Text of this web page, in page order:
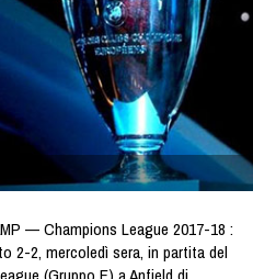
— Champions League 2017-18 :
2-2, mercoledì sera, in partita del